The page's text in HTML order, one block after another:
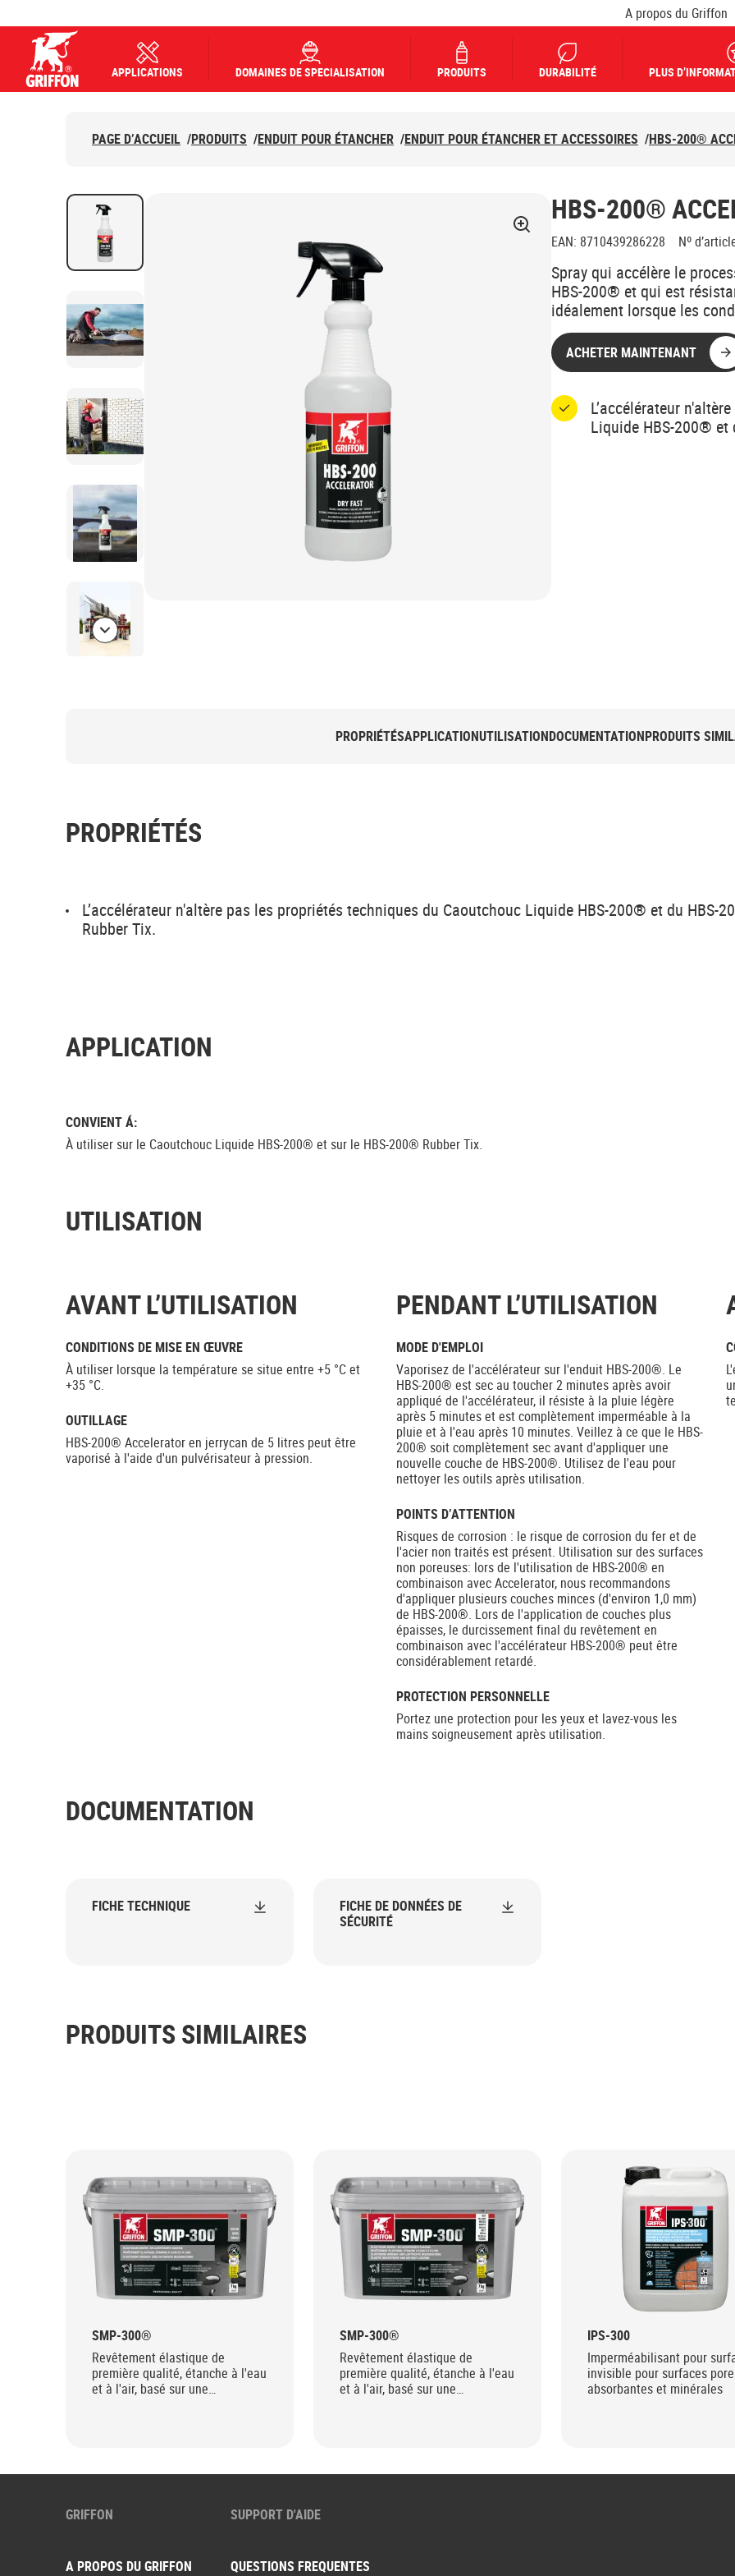
A propos du Griffon
APPLICATIONS DOMAINES DE SPECIALISATION PRODUITS DURABILITÉ PLUS
PAGE D’ACCUEIL /PRODUITS /ENDUIT POUR ÉTANCHER /ENDUIT POUR ÉTANCHER ET ACCESSOIRES /HBS-200®
Bolton.General.NextSlide
HBS-200®
EAN: 8710439286228 Nº
Spray qui accélère le
HBS-200® et qui est
idéalement lorsque les
ACHETER MAINTENANT
L’accélérateur
Liquide HBS-200® et
PROPRIÉTÉSAPPLICATIONUTILISATIONDOCUMENTATIONPRODUITS
PROPRIÉTÉS
L’accélérateur n'altère pas les propriétés techniques du Caoutchouc Liquide HBS-200® et du HBS-
Rubber Tix.
APPLICATION
CONVIENT Á:
À utiliser sur le Caoutchouc Liquide HBS-200® et sur le HBS-200® Rubber Tix.
UTILISATION
AVANT L’UTILISATION
CONDITIONS DE MISE EN ŒUVRE
À utiliser lorsque la température se situe entre +5 °C et
+35 °C.
OUTILLAGE
HBS-200® Accelerator en jerrycan de 5 litres peut être
vaporisé à l'aide d'un pulvérisateur à pression.
PENDANT L’UTILISATION
MODE D'EMPLOI
Vaporisez de l'accélérateur sur l'enduit HBS-200®. Le
HBS-200® est sec au toucher 2 minutes après avoir
appliqué de l'accélérateur, il résiste à la pluie légère
après 5 minutes et est complètement imperméable à la
pluie et à l'eau après 10 minutes. Veillez à ce que le HBS-
200® soit complètement sec avant d'appliquer une
nouvelle couche de HBS-200®. Utilisez de l'eau pour
nettoyer les outils après utilisation.
POINTS D’ATTENTION
Risques de corrosion : le risque de corrosion du fer et de
l'acier non traités est présent. Utilisation sur des surfaces
non poreuses: lors de l'utilisation de HBS-200® en
combinaison avec Accelerator, nous recommandons
d'appliquer plusieurs couches minces (d'environ 1,0 mm)
de HBS-200®. Lors de l'application de couches plus
épaisses, le durcissement final du revêtement en
combinaison avec l'accélérateur HBS-200® peut être
considérablement retardé.
PROTECTION PERSONNELLE
Portez une protection pour les yeux et lavez-vous les
mains soigneusement après utilisation.
DOCUMENTATION
FICHE TECHNIQUE
FICHE DE DONNÉES DE
SÉCURITÉ
PRODUITS SIMILAIRES
SMP-300®
Revêtement élastique de
première qualité, étanche à l'eau
et à l'air, basé sur une
SMP-300®
Revêtement élastique de
première qualité, étanche à l'eau
et à l'air, basé sur une
IPS-300
Imperméabilisant pour
invisible pour surfaces
absorbantes et minérales
GRIFFON
A PROPOS DU GRIFFON
SUPPORT D'AIDE
QUESTIONS FREQUENTES